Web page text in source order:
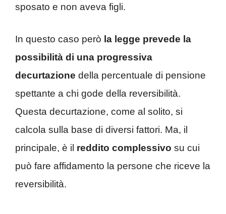
sposato e non aveva figli.
In questo caso però la legge prevede la
possibilità di una progressiva
decurtazione della percentuale di pensione
spettante a chi gode della reversibilità.
Questa decurtazione, come al solito, si
calcola sulla base di diversi fattori. Ma, il
principale, è il reddito complessivo su cui
può fare affidamento la persone che riceve la
reversibilità.